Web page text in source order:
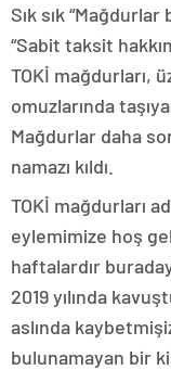
Sık sık
“Sabit taksit
TOKİ mağdurları,
omuzlarında
Mağdurlar daha
namazı kıldı.
TOKİ mağdurları
eylemimize hoş
haftalardır
2019 yılında
aslında
bulunamayan bir